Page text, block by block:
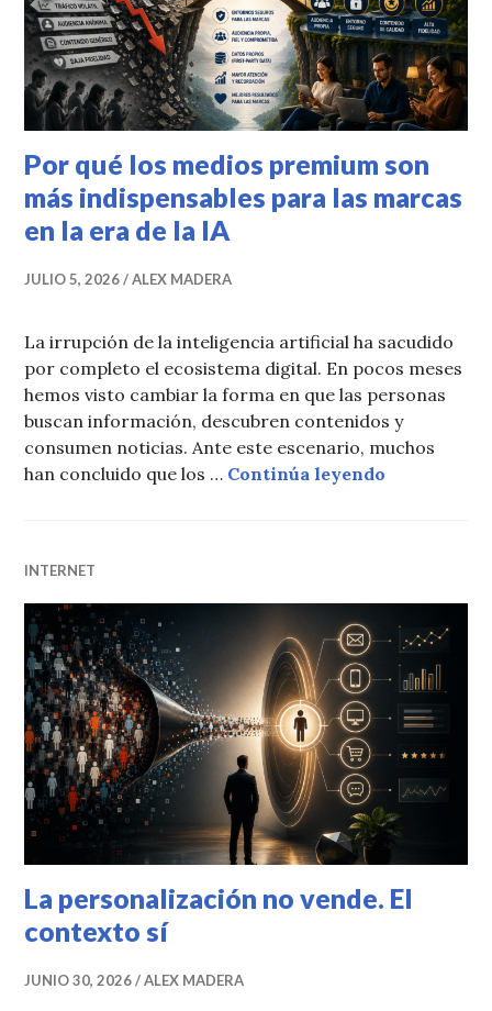
Por qué los medios premium son
más indispensables para las marcas
en la era de la IA
JULIO 5, 2026 ALEX MADERA
La irrupción de la inteligencia artificial ha sacudido
por completo el ecosistema digital. En pocos meses
hemos visto cambiar la forma en que las personas
buscan información, descubren contenidos y
consumen noticias. Ante este escenario, muchos
han concluido que los … Continúa leyendo
INTERNET
La personalización no vende. El
contexto sí
JUNIO 30, 2026 ALEX MADERA